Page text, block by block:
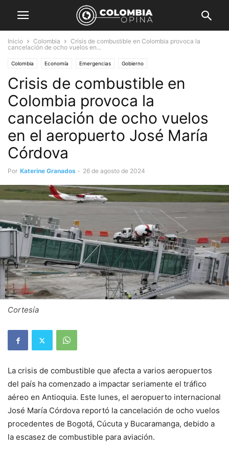
Inicio Colombia
Crisis de combustible en Colombia provoca la
cancelación de ocho vuelos en...
Colombia Economía Emergencias Gobierno
Crisis de combustible en
Colombia provoca la
cancelación de ocho vuelos
en el aeropuerto José María
Córdova
Por Katerine Granados - 26 de agosto de 2024
Cortesía
La crisis de combustible que afecta a varios aeropuertos
del país ha comenzado a impactar seriamente el tráfico
aéreo en Antioquia. Este lunes, el aeropuerto internacional
José María Córdova reportó la cancelación de ocho vuelos
procedentes de Bogotá, Cúcuta y Bucaramanga, debido a
la escasez de combustible para aviación.